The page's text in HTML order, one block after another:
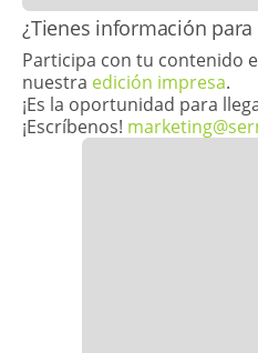
​¿Tienes información
Participa con tu contenido
nuestra edición impresa.
¡Es la oportunidad para
¡Escríbenos!